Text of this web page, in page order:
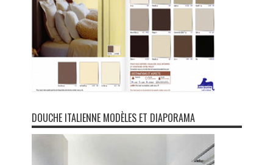
DOUCHE ITALIENNE MODÈLES ET DIAPORAMA